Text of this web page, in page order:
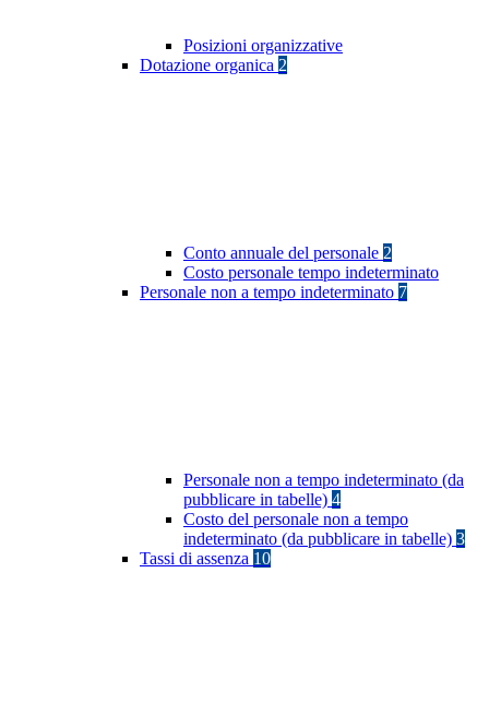
Posizioni organizzative
Dotazione organica 2
Conto annuale del personale 2
Costo personale tempo indeterminato
Personale non a tempo indeterminato 7
Personale non a tempo indeterminato (da
pubblicare in tabelle) 4
Costo del personale non a tempo
indeterminato (da pubblicare in tabelle) 3
Tassi di assenza 10